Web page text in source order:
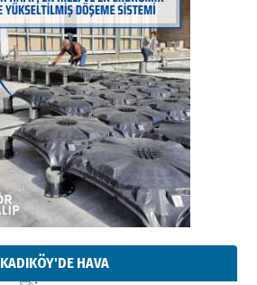
KADIKÖY'DE HAVA